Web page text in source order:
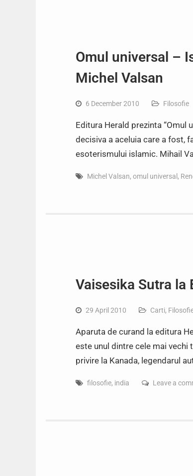
Omul universal –
Michel Valsan
6 December 2010 Filosofie
Editura Herald prezinta “Omul
decisiva a aceluia care a fost,
esoterismului islamic. Mihail
Michel Valsan, omul universal ,
Vaisesika Sutra la
29 April 2010 Carti,
Aparuta de curand la editura
este unul dintre cele mai vechi
privire la Kanada, legendarul
filosofie, india Leave a